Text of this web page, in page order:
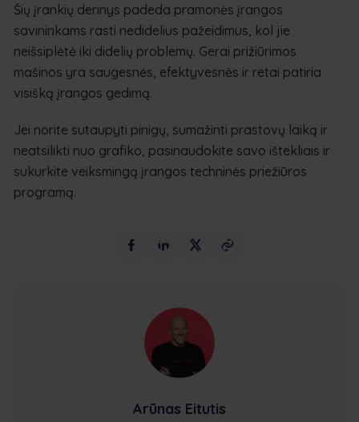
Šių įrankių derinys padeda pramonės įrangos
savininkams rasti nedidelius pažeidimus, kol jie
neišsiplėtė iki didelių problemų. Gerai prižiūrimos
mašinos yra saugesnės, efektyvesnės ir retai patiria
visišką įrangos gedimą.
Jei norite sutaupyti pinigų, sumažinti prastovų laiką ir
neatsilikti nuo grafiko, pasinaudokite savo ištekliais ir
sukurkite veiksmingą įrangos techninės priežiūros
programą.
Arūnas Eitutis